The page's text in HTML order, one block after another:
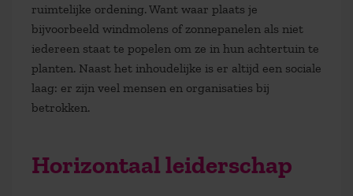
ruimtelijke ordening. Want waar plaats je
bijvoorbeeld windmolens of zonnepanelen als niet
iedereen staat te popelen om ze in hun achtertuin te
planten. Naast het inhoudelijke is er altijd een sociale
laag: er zijn veel mensen en organisaties bij
betrokken.
Horizontaal leiderschap